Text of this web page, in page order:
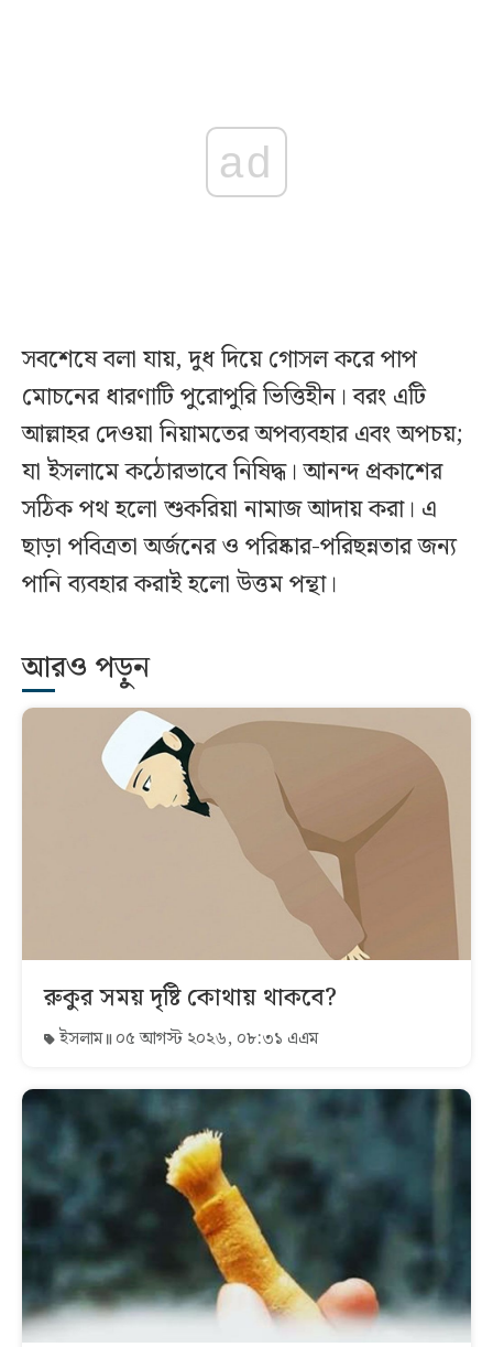
ad
সবশেষে বলা যায়, দুধ দিয়ে গোসল করে পাপ
মোচনের ধারণাটি পুরোপুরি ভিত্তিহীন। বরং এটি
আল্লাহর দেওয়া নিয়ামতের অপব্যবহার এবং অপচয়;
যা ইসলামে কঠোরভাবে নিষিদ্ধ। আনন্দ প্রকাশের
সঠিক পথ হলো শুকরিয়া নামাজ আদায় করা। এ
ছাড়া পবিত্রতা অর্জনের ও পরিষ্কার-পরিছন্নতার জন্য
পানি ব্যবহার করাই হলো উত্তম পন্থা।
আরও পড়ুন
রুকুর সময় দৃষ্টি কোথায় থাকবে?
ইসলাম ০৫ আগস্ট ২০২৬, ০৮:৩১ এএম